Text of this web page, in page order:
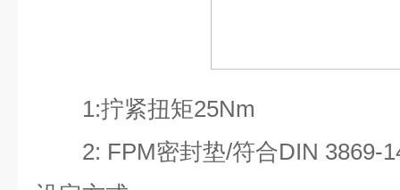
1:拧紧扭矩25Nm
2: FPM密封垫/符合DIN 3869-